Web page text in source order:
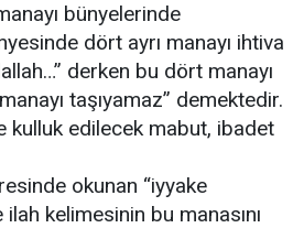
bünyelerinde
dört ayrı manayı ihtiva
derken bu dört manayı
taşıyamaz” demektedir.
kulluk edilecek mabut, ibadet
okunan “iyyake
kelimesinin bu manasını